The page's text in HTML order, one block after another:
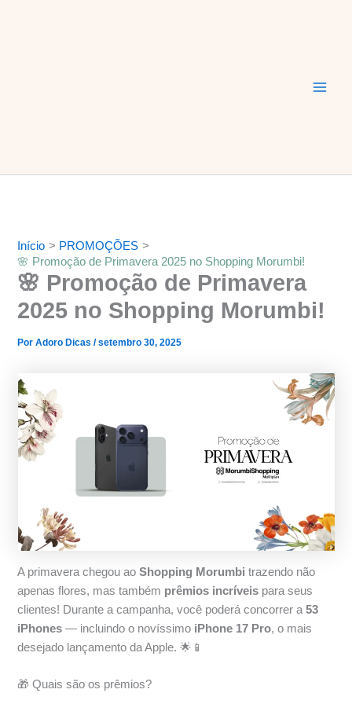
Início
PROMOÇÕES
🌸 Promoção de Primavera 2025 no Shopping Morumbi!
🌸 Promoção de Primavera
2025 no Shopping Morumbi!
PorAdoro Dicas/setembro 30, 2025
A primavera chegou aoShopping Morumbi trazendo não
apenas flores, mas também prêmios incríveis para seus
clientes! Durante a campanha, você poderá concorrer a53
iPhones — incluindo o novíssimo iPhone 17 Pro, o mais
desejado lançamento da Apple. 🌟📱
🎁 Quais são os prêmios?